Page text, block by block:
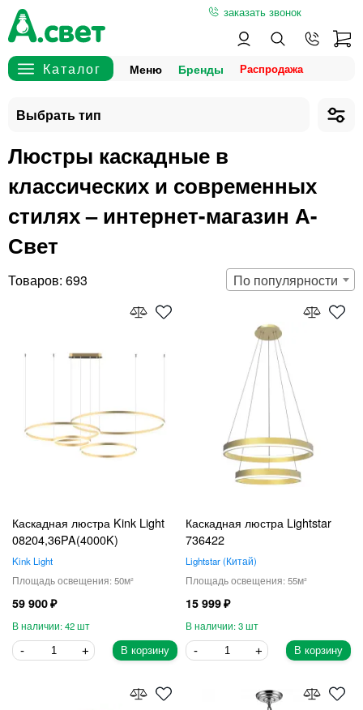
заказать звонок
Меню Бренды
Люстры каскадные в
классических и современных
стилях – интернет-магазин А-
Свет
693 По популярности
Каскадная люстра Kink Light
08204,36PA(4000K)
Kink Light
50
59 900
42
В корзину
Каскадная люстра Lightstar
736422
Lightstar Китай
55
15 999
3
В корзину